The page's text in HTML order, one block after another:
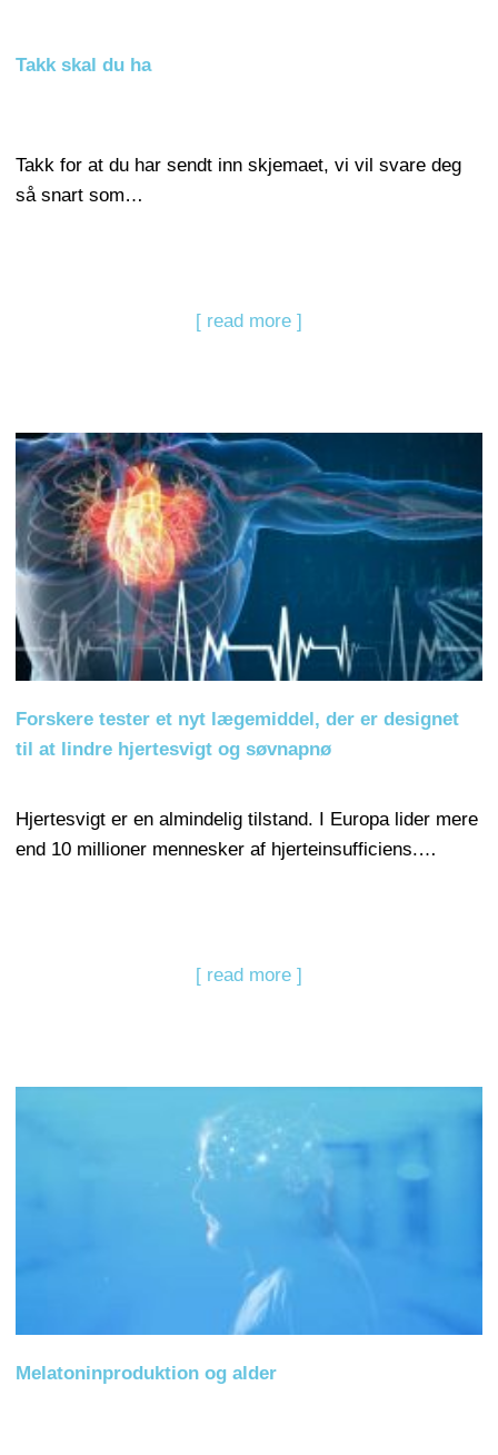
Takk skal du ha
Takk for at du har sendt inn skjemaet, vi vil svare deg
så snart som…
[ read more ]
Forskere tester et nyt lægemiddel, der er designet
til at lindre hjertesvigt og søvnapnø
Hjertesvigt er en almindelig tilstand. I Europa lider mere
end 10 millioner mennesker af hjerteinsufficiens.…
[ read more ]
Melatoninproduktion og alder